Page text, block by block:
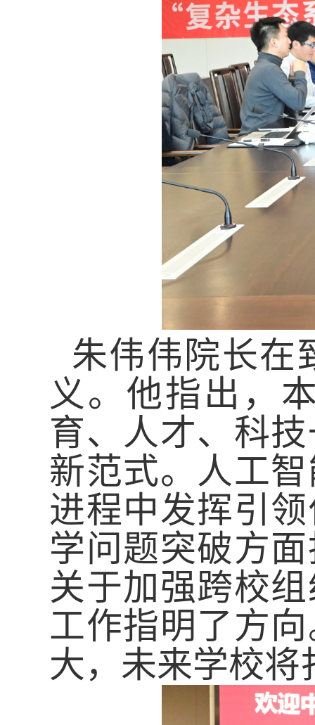
朱伟伟院长在
义。他指出，
育、人才、科
新范式。人工
进程中发挥引
学问题突破方
关于加强跨校
工作指明了方
大，未来学校